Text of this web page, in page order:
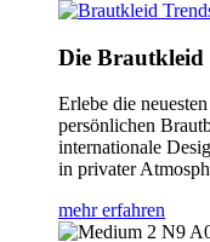
Die Brautkleid
Erlebe die
persönlichen
internationale
in privater
mehr erfahren